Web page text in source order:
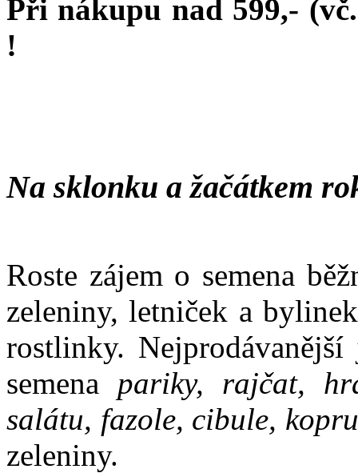
Při nákupu nad 599,-
!
Na sklonku a žačátkem
Roste zájem o semena
zeleniny, letniček a
rostlinky.
semena pariky, rajčat,
salátu, fazole, cibule,
zeleniny.